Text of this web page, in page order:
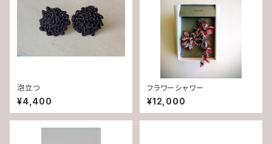
泡立つ
¥4,400
フラワーシャワー
¥12,000